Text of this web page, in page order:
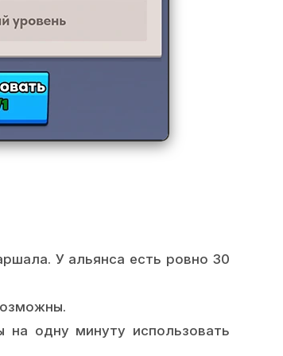
У альянса есть ровно 30
одну минуту использовать